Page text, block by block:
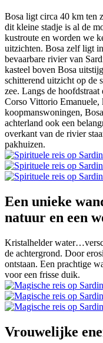
Bosa ligt circa 40 km ten
dit kleine stadje is al de
kustroute en worden we
uitzichten. Bosa zelf ligt
bevaarbare rivier van
kasteel boven Bosa
schitterend uitzicht op de
zee. Langs de hoofdstraat
Corso Vittorio Emanuele,
koopmanswoningen,
achterland ook een
overkant van de rivier
pakhuizen.
Een unieke
natuur en een
Kristalhelder
de achtergrond. Door
ontstaan. Een prachtige
voor een frisse duik.
Vrouwelijke